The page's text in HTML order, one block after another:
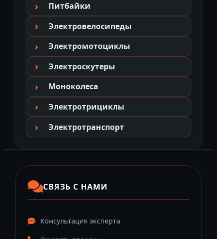
Питбайки
Электровелосипеды
Электромотоциклы
Электроскутеры
Моноколеса
Электротрициклы
Электротранспорт
СВЯЗЬ С НАМИ
Консультация эксперта